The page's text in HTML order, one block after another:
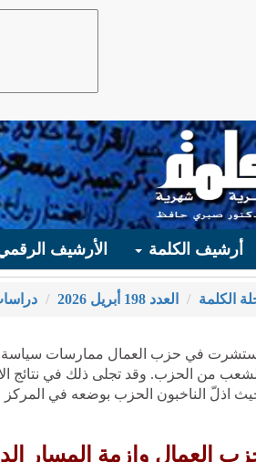
أرشيف الكلمة الأرشيف
الكلمة العدد 198 أبريل 2026
في حزب العمال ممارسات سياسة
من الحزب. وقد تجلى ذلك في نتائج
اذلّ الناخبون الحزب بوضعه في المركز
العمال وازمة المسار